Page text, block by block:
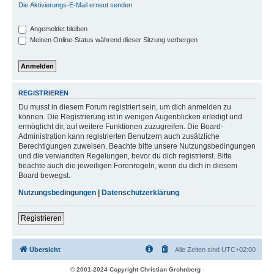
Die Aktivierungs-E-Mail erneut senden
Angemeldet bleiben
Meinen Online-Status während dieser Sitzung verbergen
REGISTRIEREN
Du musst in diesem Forum registriert sein, um dich anmelden zu
können. Die Registrierung ist in wenigen Augenblicken erledigt und
ermöglicht dir, auf weitere Funktionen zuzugreifen. Die Board-
Administration kann registrierten Benutzern auch zusätzliche
Berechtigungen zuweisen. Beachte bitte unsere Nutzungsbedingungen
und die verwandten Regelungen, bevor du dich registrierst. Bitte
beachte auch die jeweiligen Forenregeln, wenn du dich in diesem
Board bewegst.
Nutzungsbedingungen
Datenschutzerklärung
Registrieren
Übersicht Alle Zeiten sind UTC+02:00
© 2001-2024 Copyright Christian Grohnberg-